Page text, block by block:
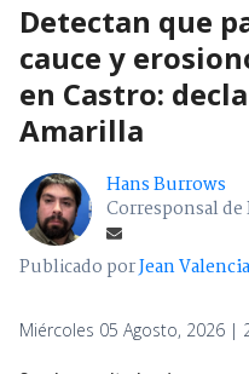
Detectan que
cauce y
en Castro:
Amarilla
Hans Burrows
Corresponsal
Publicado porJean Valencia
Miércoles 05 Agosto, 2026 |